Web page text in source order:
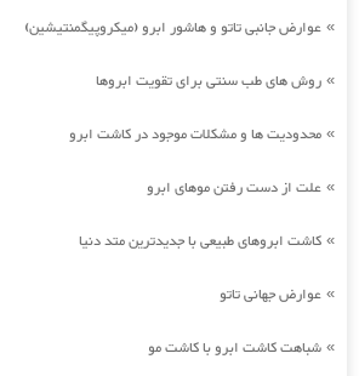
» عوارض جانبی تاتو و هاشور ابرو (میکروپیگمنتیشین)
» روش های طب سنتی برای تقویت ابروها
» محدودیت ها و مشکلات موجود در کاشت ابرو
» علت از دست رفتن موهای ابرو
» کاشت ابروهای طبیعی با جدیدترین متد دنیا
» عوارض جهانی تاتو
» شباهت کاشت ابرو با کاشت مو